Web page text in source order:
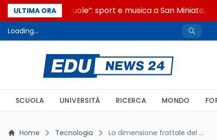
ULTIMA ORA
“Noi siamo le Scuole”: sport e musica a San Miniato,
Loading...
SCUOLA UNIVERSITÀ RICERCA MONDO
Home Tecnologia La dimensione frattale del pennello: come l'IA identifica un Van Gogh vero